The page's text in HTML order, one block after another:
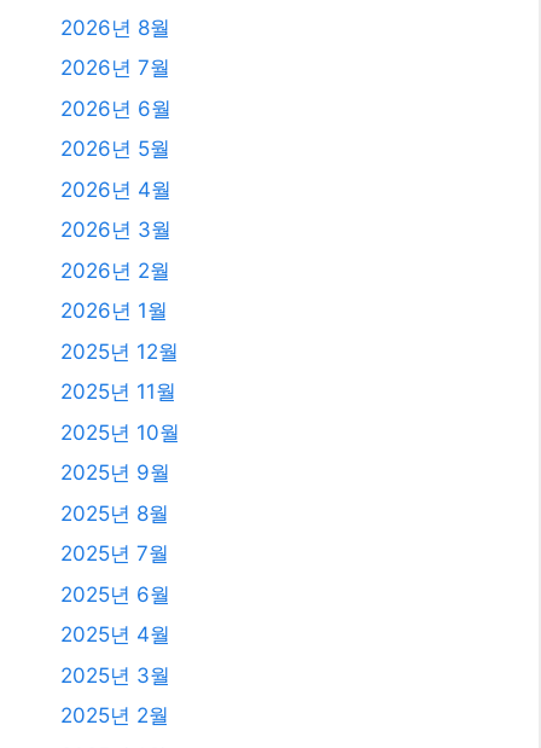
2025년 11월
2025년 10월
2025년 9월
2025년 8월
2025년 7월
2025년 6월
2025년 4월
2025년 3월
2025년 2월
2025년 1월
2024년 12월
2024년 4월
2024년 2월
2024년 1월
2023년 11월
2023년 10월
2023년 9월
2023년 8월